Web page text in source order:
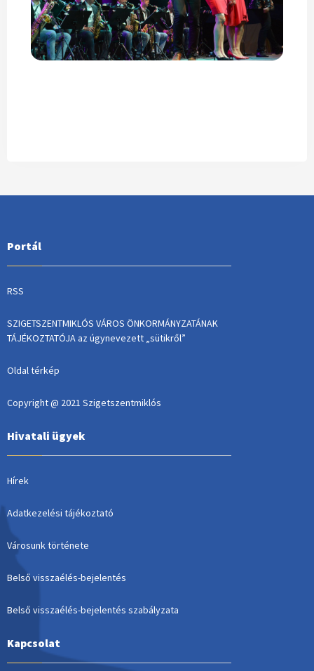
Portál
RSS
SZIGETSZENTMIKLÓS VÁROS ÖNKORMÁNYZATÁNAK
TÁJÉKOZTATÓJA az úgynevezett „sütikről”
Oldal térkép
Copyright @ 2021 Szigetszentmiklós
Hivatali ügyek
Hírek
Adatkezelési tájékoztató
Városunk története
Belső visszaélés-bejelentés
Belső visszaélés-bejelentés szabályzata
Kapcsolat